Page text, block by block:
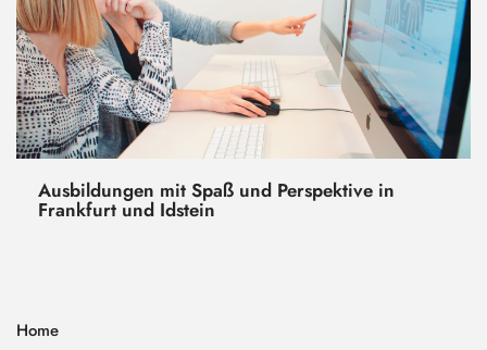
Ausbildungen mit Spaß und Perspektive in
Frankfurt und Idstein
Home